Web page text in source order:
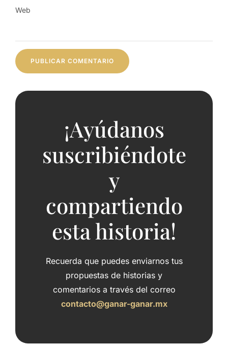
Web
¡Ayúdanos
suscribiéndote
y
compartiendo
esta historia!
Recuerda que puedes enviarnos tus
propuestas de historias y
comentarios a través del correo
contacto@ganar-ganar.mx